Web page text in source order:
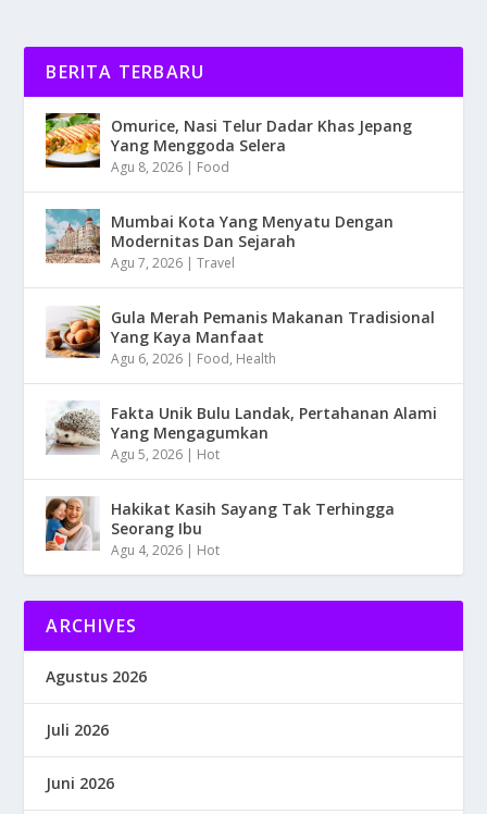
BERITA TERBARU
Omurice, Nasi Telur Dadar Khas Jepang
Yang Menggoda Selera
Agu 8, 2026 | Food
Mumbai Kota Yang Menyatu Dengan
Modernitas Dan Sejarah
Agu 7, 2026 |Travel
Gula Merah Pemanis Makanan Tradisional
Yang Kaya Manfaat
Agu 6, 2026 | Food, Health
Fakta Unik Bulu Landak, Pertahanan Alami
Yang Mengagumkan
Agu 5, 2026 | Hot
Hakikat Kasih Sayang Tak Terhingga
Seorang Ibu
Agu 4, 2026 | Hot
ARCHIVES
Agustus 2026
Juli 2026
Juni 2026